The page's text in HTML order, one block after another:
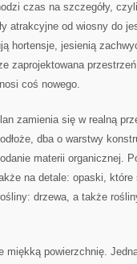
czas na szczegóły,
atrakcyjne od wiosny do
hortensje, jesienią
zaprojektowana
coś nowego.
zamienia się w realną
dba o warstwy
materii organicznej.
na detale: opaski, które
drzewa, a także
miękką powierzchnię.